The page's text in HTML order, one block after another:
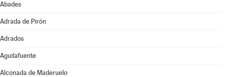
Abades
Adrada de Pirón
Adrados
Aguilafuente
Alconada de Maderuelo